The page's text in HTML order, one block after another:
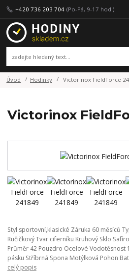
+420 736 203 704 (Po-Pá, 9-17 hod.)
Úvod Hodinky Victorinox FieldForce
Victorinox
Styl sportovní,klasické Záruka 60 měsíců
Ručičkový Tvar ciferníku Kruhový Sklo
Průměr 42 Pouzdro Ocelové Vodotěsnost
pásku Stříbrná Spona Motýlková Pohon
celý popis